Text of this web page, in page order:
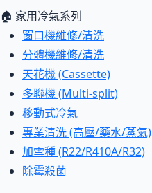
🏠 家用冷氣系列
窗口機維修/清洗
分體機維修/清洗
天花機 (Cassette)
多聯機 (Multi-split)
移動式冷氣
專業清洗 (高壓/藥水/蒸氣)
加雪種 (R22/R410A/R32)
除霉殺菌